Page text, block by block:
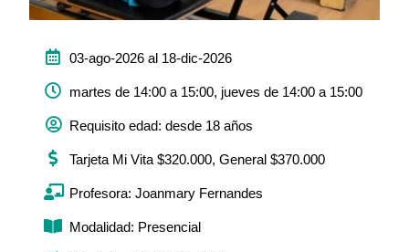
03-ago-2026 al 18-dic-2026
martes de 14:00 a 15:00, jueves de 14:00 a 15:00
Requisito edad: desde 18 años
Tarjeta Mi Vita $320.000, General $370.000
Profesora: Joanmary Fernandes
Modalidad: Presencial